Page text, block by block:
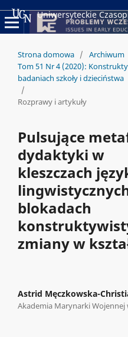
Uniwersyteckie
Strona domowa / Archiwum
Tom 51 Nr 4 (2020):
badaniach szkoły i dzieciństwa
/
Rozprawy i artykuły
Pulsujące
dydaktyki w
kleszczach
blokadach
zmiany w
Astrid Męczkowska-
Akademia Marynarki Wojennej